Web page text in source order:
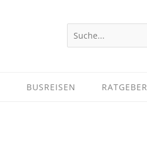
BUSREISEN RATGEBER